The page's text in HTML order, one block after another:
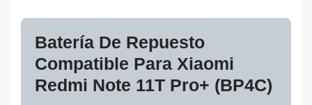
Batería De Repuesto
Compatible Para Xiaomi
Redmi Note 11T Pro+ (BP4C)